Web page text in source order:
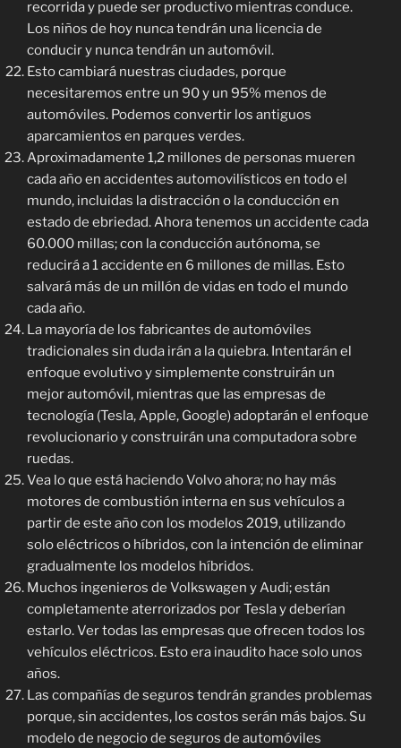
recorrida y puede ser productivo mientras conduce.
Los niños de hoy nunca tendrán una licencia de
conducir y nunca tendrán un automóvil.
Esto cambiará nuestras ciudades, porque
necesitaremos entre un 90 y un 95% menos de
automóviles. Podemos convertir los antiguos
aparcamientos en parques verdes.
Aproximadamente 1,2 millones de personas mueren
cada año en accidentes automovilísticos en todo el
mundo, incluidas la distracción o la conducción en
estado de ebriedad. Ahora tenemos un accidente cada
60.000 millas; con la conducción autónoma, se
reducirá a 1 accidente en 6 millones de millas. Esto
salvará más de un millón de vidas en todo el mundo
cada año.
La mayoría de los fabricantes de automóviles
tradicionales sin duda irán a la quiebra. Intentarán el
enfoque evolutivo y simplemente construirán un
mejor automóvil, mientras que las empresas de
tecnología (Tesla, Apple, Google) adoptarán el enfoque
revolucionario y construirán una computadora sobre
ruedas.
Vea lo que está haciendo Volvo ahora; no hay más
motores de combustión interna en sus vehículos a
partir de este año con los modelos 2019, utilizando
solo eléctricos o híbridos, con la intención de eliminar
gradualmente los modelos híbridos.
Muchos ingenieros de Volkswagen y Audi; están
completamente aterrorizados por Tesla y deberían
estarlo. Ver todas las empresas que ofrecen todos los
vehículos eléctricos. Esto era inaudito hace solo unos
años.
Las compañías de seguros tendrán grandes problemas
porque, sin accidentes, los costos serán más bajos. Su
modelo de negocio de seguros de automóviles